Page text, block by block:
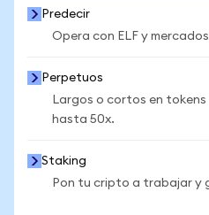
Predecir
Opera con ELF y
Perpetuos
Largos o cortos en
hasta 50x.
Staking
Pon tu cripto a trabajar y